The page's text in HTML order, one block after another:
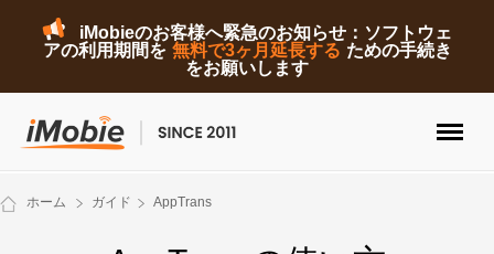
iMobieのお客様へ緊急のお知らせ：ソフトウェ
アの利用期間を 無料で3ヶ月延長する ための手続き
をお願いします
ロック解除&データ復元
ホーム ガイド AppTrans